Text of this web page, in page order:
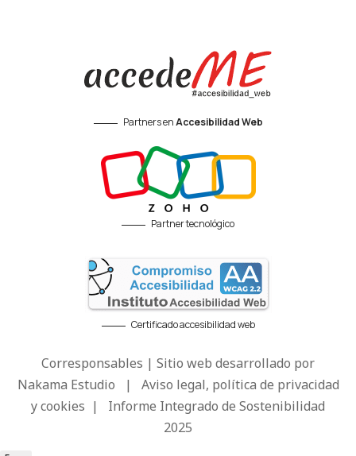
Partners enAccesibilidad Web
Partner tecnológico
Certificado accesibilidad web
Corresponsables | Sitio web desarrollado por
Nakama Estudio | Aviso legal, política de privacidad
y cookies | Informe Integrado de Sostenibilidad
2025